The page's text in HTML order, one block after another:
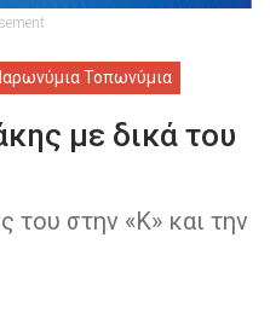
Τοπωνύμια
με δικά του
του στην «Κ» και την